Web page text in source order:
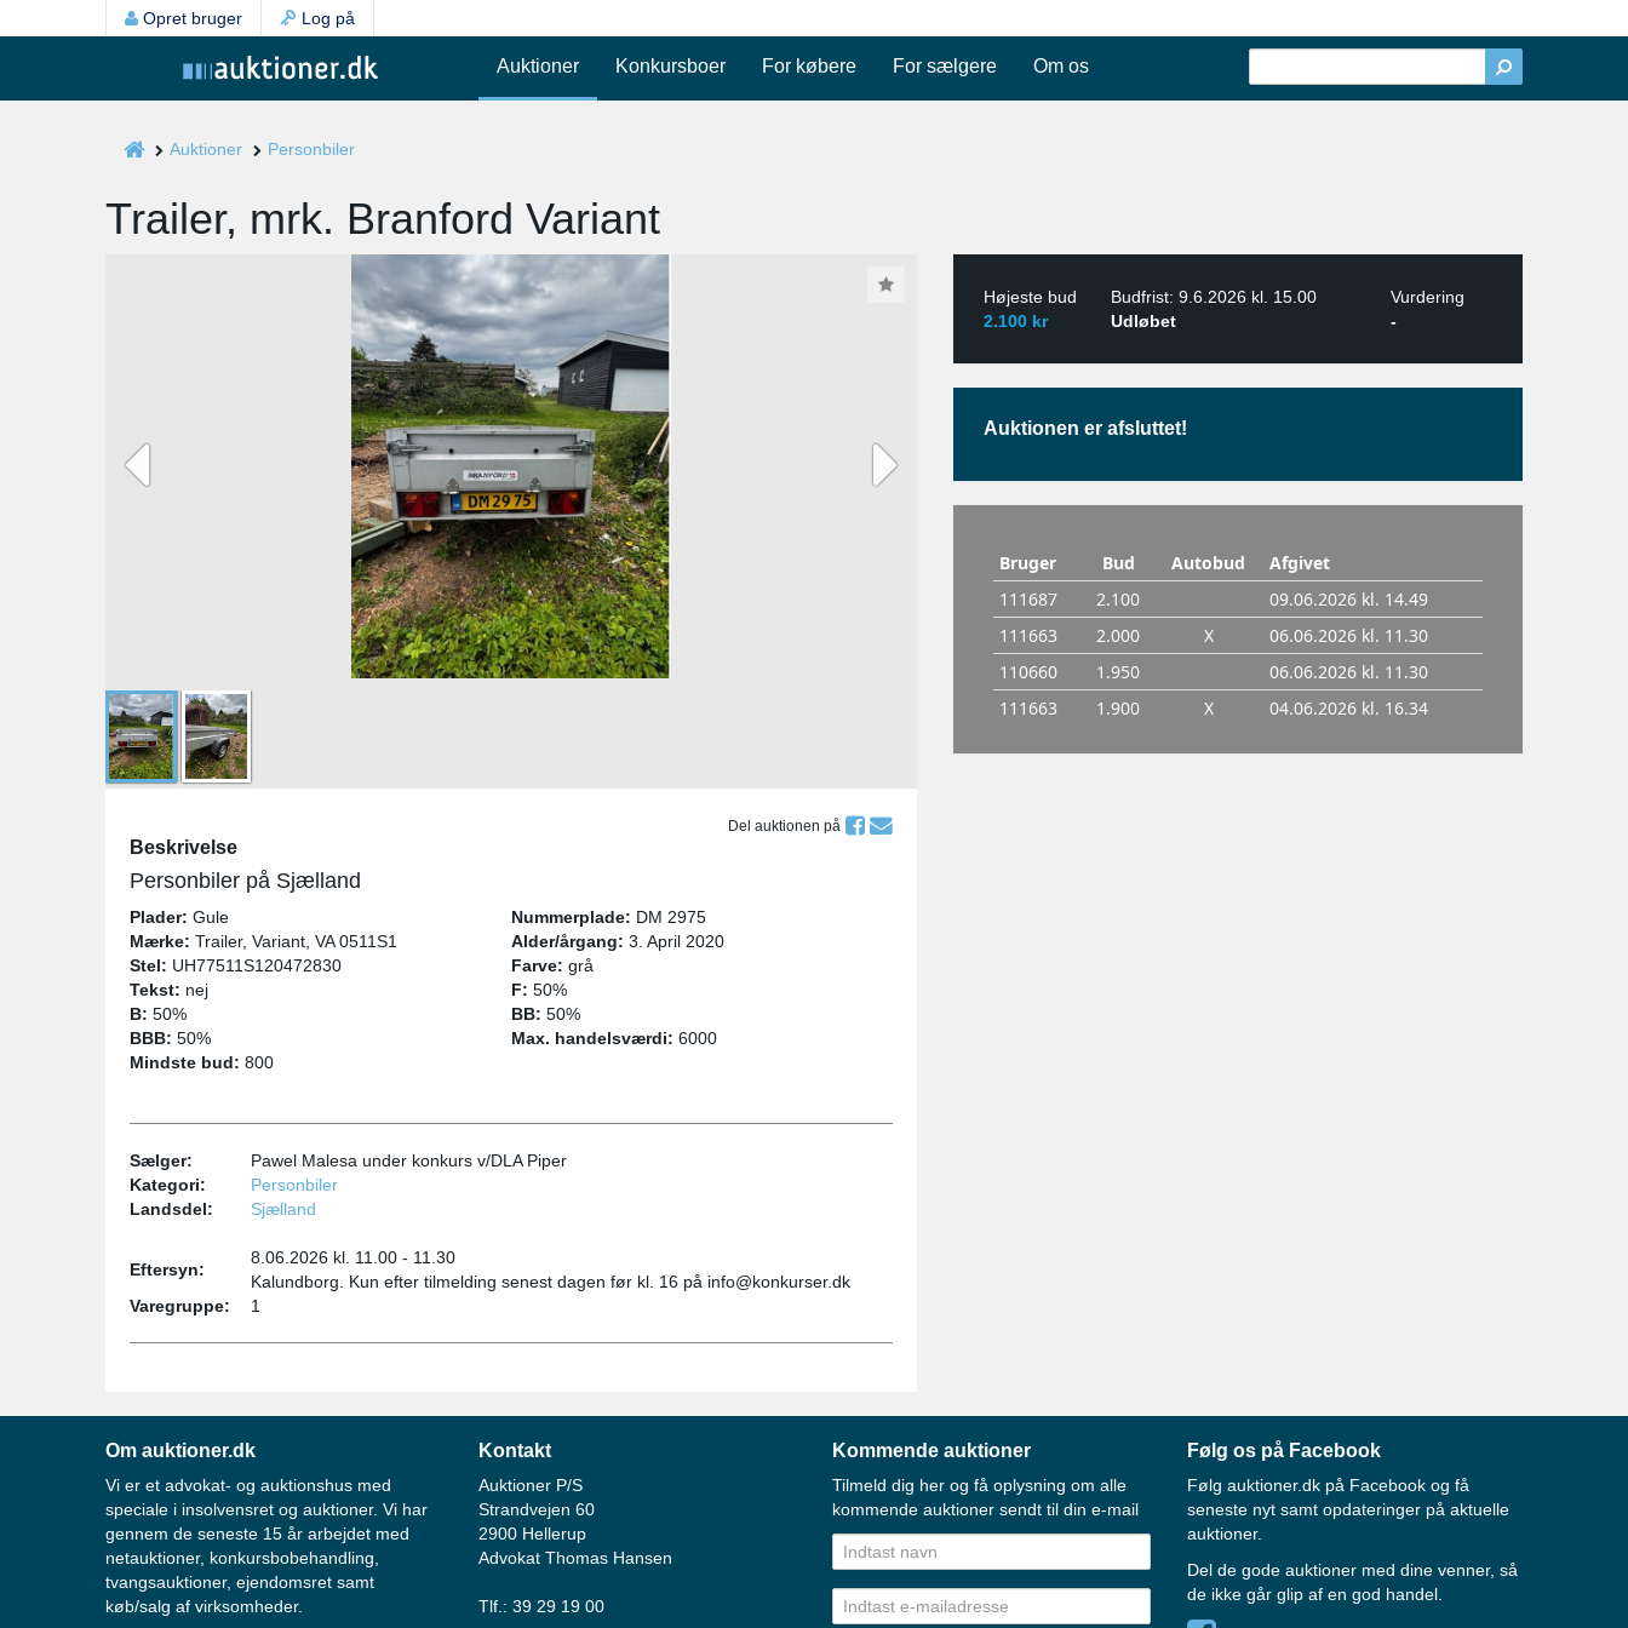
Opret bruger Log på
Auktioner Konkursboer For købere For sælgere Om os
Auktioner Personbiler
Trailer, mrk. Branford Variant
Del auktionen på
Beskrivelse
Personbiler på Sjælland
Plader: Gule Nummerplade: DM 2975
Mærke: Trailer, Variant, VA 0511S1 Alder/årgang: 3. April 2020
Stel: UH77511S120472830 Farve: grå
Tekst: nej F: 50%
B: 50% BB: 50%
BBB: 50% Max. handelsværdi: 6000
Mindste bud: 800
Sælger:
Pawel Malesa under konkurs v/DLA Piper
Kategori:
Personbiler
Landsdel:
Sjælland
Eftersyn:
8.06.2026 kl. 11.00 - 11.30
Kalundborg. Kun efter tilmelding senest dagen før kl. 16 på info@konkurser.dk
Varegruppe:
1
Højeste bud Budfrist: 9.6.2026 kl. 15.00
Vurdering
2.100 kr
Udløbet -
Auktionen er afsluttet!
Om auktioner.dk
Vi er et advokat- og auktionshus med
speciale i insolvensret og auktioner. Vi har
gennem de seneste 15 år arbejdet med
netauktioner, konkursbobehandling,
tvangsauktioner, ejendomsret samt
køb/salg af virksomheder.
Kontakt
Auktioner P/S
Strandvejen 60
2900 Hellerup
Advokat Thomas Hansen
Tlf.: 39 29 19 00
Kommende auktioner
Tilmeld dig her og få oplysning om alle
kommende auktioner sendt til din e-mail
Følg os på Facebook
Følg auktioner.dk på Facebook og få
seneste nyt samt opdateringer på aktuelle
auktioner.
Del de gode auktioner med dine venner, så
de ikke går glip af en god handel.